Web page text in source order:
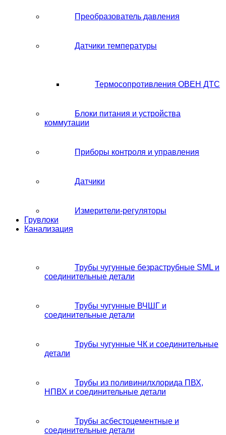
Преобразователь давления
Датчики температуры
Термосопротивления ОВЕН ДТС
Блоки питания и устройства
коммутации
Приборы контроля и управления
Датчики
Измерители-регуляторы
Грувлоки
Канализация
Трубы чугунные безраструбные SML и
соединительные детали
Трубы чугунные ВЧШГ и
соединительные детали
Трубы чугунные ЧК и соединительные
детали
Трубы из поливинилхлорида ПВХ,
НПВХ и соединительные детали
Трубы асбестоцементные и
соединительные детали